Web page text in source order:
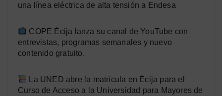
una línea eléctrica de alta tensión a Endesa
COPE Écija lanza su canal de YouTube con
entrevistas, programas semanales y nuevo
contenido gratuito.
La UNED abre la matrícula en Écija para el
Curso de Acceso a la Universidad para Mayores de